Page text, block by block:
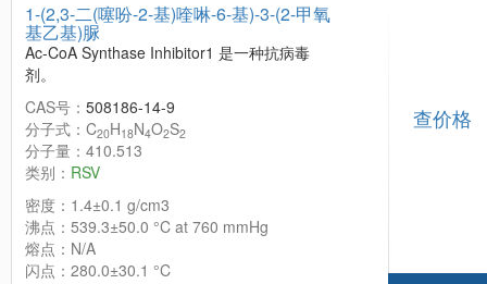
1-(2,3-二(噻吩-2-基)喹啉-6-基)-3-(2-甲氧
基乙基)脲
Ac-CoA Synthase Inhibitor1 是一种抗病毒
剂。
CAS号： 508186-14-9
分子式：C20H18N4O2S2
分子量：410.513
类别： RSV
密度：1.4±0.1 g/cm3
沸点：539.3±50.0 °C at 760 mmHg
熔点：N/A
闪点：280.0±30.1 °C
查价格